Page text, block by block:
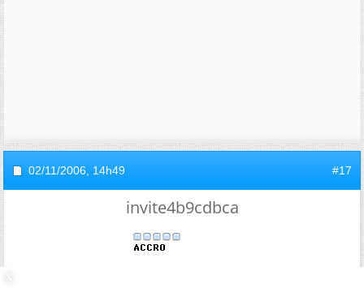
02/11/2006, 14h49 #17
invite4b9cdbca